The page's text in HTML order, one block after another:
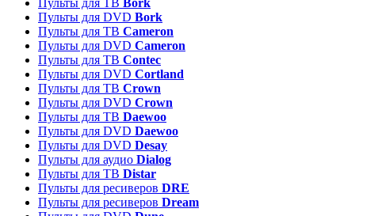
Пульты для DVD Bork
Пульты для ТВ Cameron
Пульты для DVD Cameron
Пульты для ТВ Contec
Пульты для DVD Cortland
Пульты для ТВ Crown
Пульты для DVD Crown
Пульты для ТВ Daewoo
Пульты для DVD Daewoo
Пульты для DVD Desay
Пульты для аудио Dialog
Пульты для ТВ Distar
Пульты для ресиверов DRE
Пульты для ресиверов Dream